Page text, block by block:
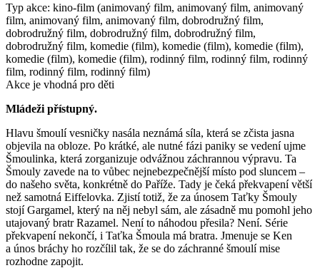
Typ akce: kino-film (animovaný film, animovaný film, animovaný
film, animovaný film, animovaný film, dobrodružný film,
dobrodružný film, dobrodružný film, dobrodružný film,
dobrodružný film, komedie (film), komedie (film), komedie (film),
komedie (film), komedie (film), rodinný film, rodinný film, rodinný
film, rodinný film, rodinný film)
Akce je vhodná pro děti
Mládeži přístupný.
Hlavu šmoulí vesničky nasála neznámá síla, která se zčista jasna
objevila na obloze. Po krátké, ale nutné fázi paniky se vedení ujme
Šmoulinka, která zorganizuje odvážnou záchrannou výpravu. Ta
Šmouly zavede na to vůbec nejnebezpečnější místo pod sluncem –
do našeho světa, konkrétně do Paříže. Tady je čeká překvapení větší
než samotná Eiffelovka. Zjistí totiž, že za únosem Taťky Šmouly
stojí Gargamel, který na něj nebyl sám, ale zásadně mu pomohl jeho
utajovaný bratr Razamel. Není to náhodou přesila? Není. Série
překvapení nekončí, i Taťka Šmoula má bratra. Jmenuje se Ken
a únos bráchy ho rozčílil tak, že se do záchranné šmoulí mise
rozhodne zapojit.